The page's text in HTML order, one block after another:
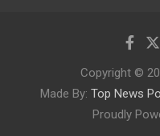
Copyright ©
Made By: Top News
Proudly